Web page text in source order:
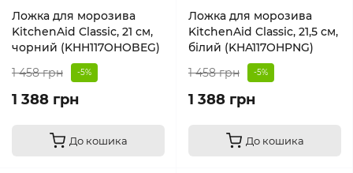
Ложка для морозива
KitchenAid Classic, 21 см,
чорний (KHH117OHOBEG)
1 458 грн
-5%
1 388 грн
До кошика
Ложка для морозива
KitchenAid Classic, 21,5 см,
білий (KHA117OHPNG)
1 458 грн
-5%
1 388 грн
До кошика